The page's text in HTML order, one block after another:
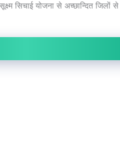
सिचाई योजना से अच्छान्दित जिलों